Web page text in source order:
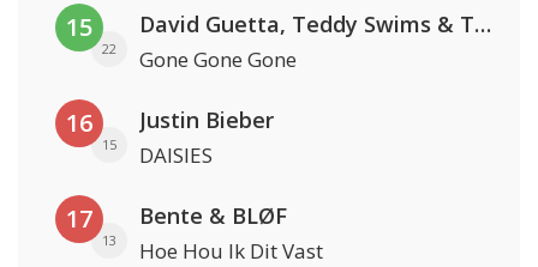
15
22
David Guetta, Teddy Swims & Tones And I
Gone Gone Gone
16
15
Justin Bieber
DAISIES
17
13
Bente & BLØF
Hoe Hou Ik Dit Vast